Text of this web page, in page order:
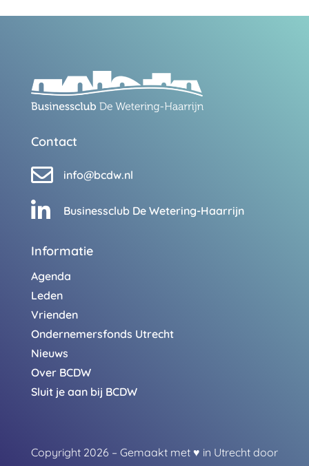
Contact
 info@bcdw.nl
 Businessclub De Wetering-Haarrijn
Informatie
Agenda
Leden
Vrienden
Ondernemersfonds Utrecht
Nieuws
Over BCDW
Sluit je aan bij BCDW
Copyright 2026 – Gemaakt met ♥ in Utrecht door